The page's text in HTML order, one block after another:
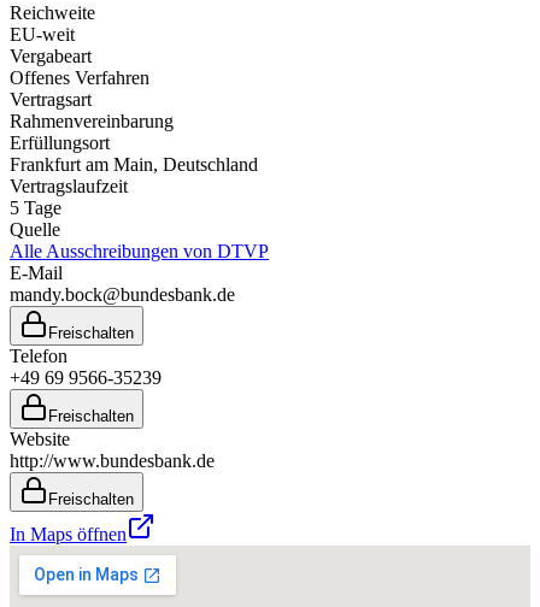
Reichweite
EU-weit
Vergabeart
Offenes Verfahren
Vertragsart
Rahmenvereinbarung
Erfüllungsort
Frankfurt am Main, Deutschland
Vertragslaufzeit
5 Tage
Quelle
Alle Ausschreibungen von DTVP
E-Mail
mandy.bock@bundesbank.de
Freischalten
Telefon
+49 69 9566-35239
Freischalten
Website
http://www.bundesbank.de
Freischalten
In Maps öffnen